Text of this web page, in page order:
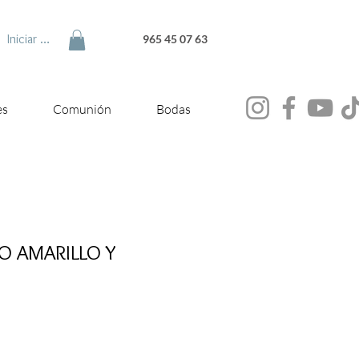
Iniciar sesión 965 45 07 63
Comunión Bodas
AMARILLO Y